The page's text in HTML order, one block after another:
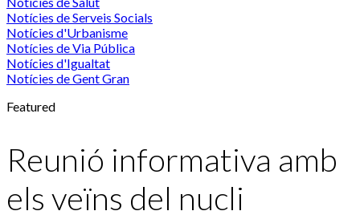
Notícies de Serveis Socials
Notícies d'Urbanisme
Notícies de Via Pública
Notícies d'Igualtat
Notícies de Gent Gran
Featured
Reunió informativa amb
els veïns del nucli